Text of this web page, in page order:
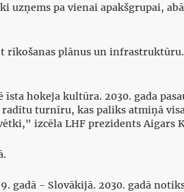
pa vienai apakšgrupai,
plānus un
hokeja kultūra. 2030. gada
turnīru, kas paliks atmiņā
izcēla LHF prezidents Aigars
gadā - Slovākijā. 2030. gadā